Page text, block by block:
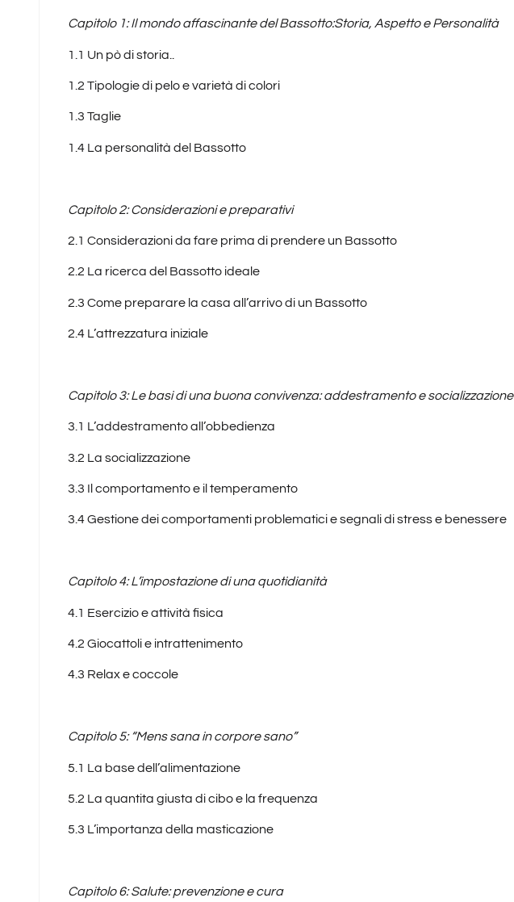
Capitolo 1: Il mondo affascinante del Bassotto:Storia, Aspetto e Personalità
1.1 Un pò di storia..
1.2 Tipologie di pelo e varietà di colori
1.3 Taglie
1.4 La personalità del Bassotto
Capitolo 2: Considerazioni e preparativi
2.1 Considerazioni da fare prima di prendere un Bassotto
2.2 La ricerca del Bassotto ideale
2.3 Come preparare la casa all’arrivo di un Bassotto
2.4 L’attrezzatura iniziale
Capitolo 3: Le basi di una buona convivenza: addestramento e socializzazione
3.1 L’addestramento all’obbedienza
3.2 La socializzazione
3.3 Il comportamento e il temperamento
3.4 Gestione dei comportamenti problematicie segnali di stress e benessere
Capitolo 4: L’impostazione di una quotidianità
4.1 Esercizio e attività fisica
4.2 Giocattoli e intrattenimento
4.3 Relax e coccole
Capitolo 5: “Mens sana in corpore sano”
5.1 La base dell’alimentazione
5.2 La quantita giusta di cibo e la frequenza
5.3 L’importanza della masticazione
Capitolo 6: Salute: prevenzione e cura